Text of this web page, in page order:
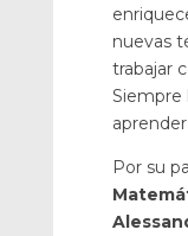
nuevas
trabajar
Siempre
Por su